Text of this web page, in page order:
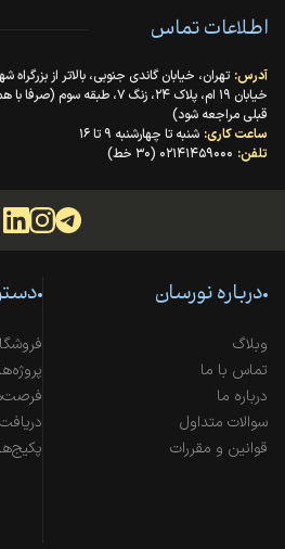
اطلاعات تماس
آدرس: تهران، خیابان گاندی جنوبی، بالاتر از
خیابان ۱۹ ام، پلاک ۲۴، زنگ ۷، طبقه سوم
قبلی مراجعه شود)
ساعت کاری: شنبه تا چهارشنبه ۹ تا ۱۶
تلفن: ۰۲۱۴۱۴۵۹۰۰۰ (۳۰ خط)
درباره نورسان
وبلاگ
تماس با ما
درباره ما
سوالات متداول
قوانین و مقررات
پروژه‌ها